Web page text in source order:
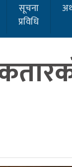
सूचना
प्रविधि